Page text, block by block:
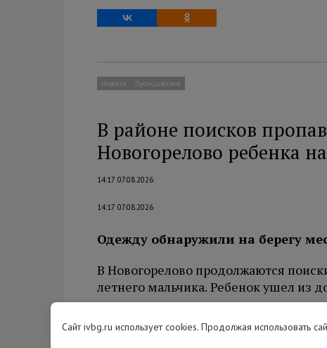
Новости Происшествия
В районе поисков
Новогорелово ребенка
14:17 07.08.2026
14:17 07.08.2026
Одежду обнаружили на берегу
В Новогорелово продолжаются
летнего мальчика. Ребенок ушел из
нашли детские вещи. Принадлежат
Сайт ivbg.ru использует cookies. Продолжая использовать